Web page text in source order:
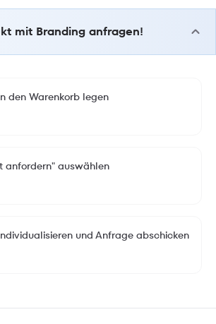
mit Branding anfragen!
den Warenkorb legen
anfordern" auswählen
und Anfrage abschicken